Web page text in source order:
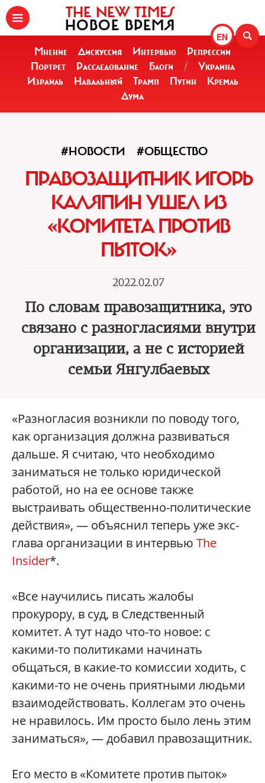
EN
THE NEW TIMES
НОВОЕ ВРЕМЯ
Мнение Дискуссия Интервью
Репрессии
Портрет
Расследование Блоги /
Украина
Израиль
Навальный Трамп Путин
Кремль
Дума
#НОВОСТИ #ОБЩЕСТВО
ПРАВОЗАЩИТНИК ИГОРЬ
КАЛЯПИН УШЕЛ ИЗ
«КОМИТЕТА ПРОТИВ
ПЫТОК»
2022.02.07
По словам правозащитника, это
связано с разногласиями внутри
организации, а не с историей
семьи Янгулбаевых
«Разногласия возникли по поводу того,
как организация должна развиваться
дальше. Я считаю, что необходимо
заниматься не только юридической
работой, но на ее основе также
выстраивать общественно-политические
действия», — объяснил теперь уже экс-
глава организации в интервью The
Insider*.
«Все научились писать жалобы
прокурору, в суд, в Следственный
комитет. А тут надо что-то новое: с
какими-то политиками начинать
общаться, в какие-то комиссии ходить, с
какими-то не очень приятными людьми
взаимодействовать. Коллегам это очень
не нравилось. Им просто было лень этим
заниматься», — добавил правозащитник.
Его место в «Комитете против пыток»